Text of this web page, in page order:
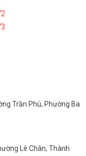
Trần Phú, Phường Ba
Lê Chân, Thành